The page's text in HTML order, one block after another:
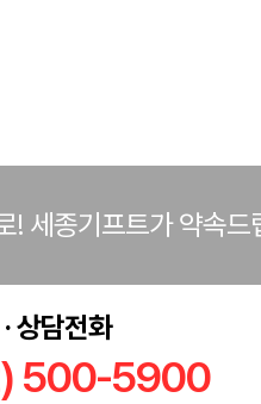
! 세종기프트가 약속드
상담전화
500-5900